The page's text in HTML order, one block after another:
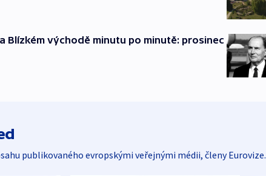
Blízkém východě minutu po minutě: prosinec
publikovaného evropskými veřejnými médii, členy Eurovize.